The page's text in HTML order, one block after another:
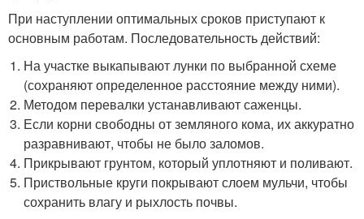
При наступлении оптимальных сроков приступают к
основным работам. Последовательность действий:
На участке выкапывают лунки по выбранной схеме
(сохраняют определенное расстояние между ними).
Методом перевалки устанавливают саженцы.
Если корни свободны от земляного кома, их аккуратно
разравнивают, чтобы не было заломов.
Прикрывают грунтом, который уплотняют и поливают.
Приствольные круги покрывают слоем мульчи, чтобы
сохранить влагу и рыхлость почвы.